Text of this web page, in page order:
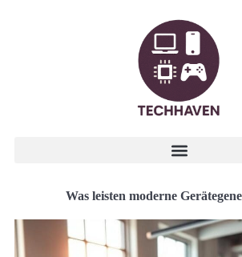
Was leisten moderne